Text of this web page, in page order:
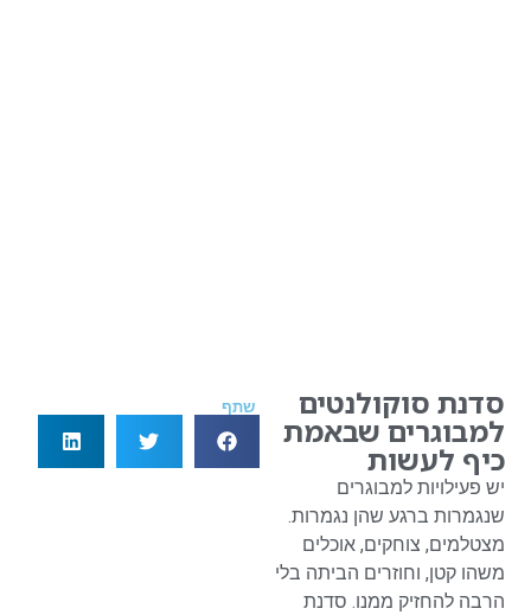
סדנת סוקולנטים
למבוגרים שבאמת
כיף לעשות
יש פעילויות למבוגרים
שנגמרות ברגע שהן נגמרות.
מצטלמים, צוחקים, אוכלים
משהו קטן, וחוזרים הביתה בלי
הרבה להחזיק ממנו. סדנת
שתף